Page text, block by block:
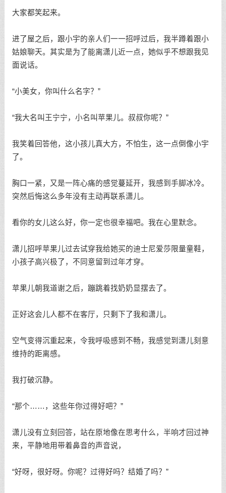
大家都笑起来。
进了屋之后，跟小宇的亲人们一一招呼过后，我半蹲着跟小
姑娘聊天。其实是为了能离潇儿近一点，她似乎不想跟我见
面说话。
“小美女，你叫什么名字？”
“我大名叫王宁宁，小名叫苹果儿。叔叔你呢？”
我笑着回答他，这小孩儿真大方，不怕生，这一点倒像小宇
了。
胸口一紧，又是一阵心痛的感觉蔓延开，我感到手脚冰冷。
突然后悔这么多年没有主动再联系潇儿。
看你的女儿这么好，你一定也很幸福吧。我在心里默念。
潇儿招呼苹果儿过去试穿我给她买的迪士尼爱莎限量童鞋，
小孩子高兴极了，不同意留到过年才穿。
苹果儿朝我道谢之后，蹦跳着找奶奶显摆去了。
正好这会儿人都不在客厅，只剩下了我和潇儿。
空气变得沉重起来，令我呼吸感到不畅，我感觉到潇儿刻意
维持的距离感。
我打破沉静。
“那个……，这些年你过得好吧？”
潇儿没有立刻回答，站在原地像在思考什么，半响才回过神
来，平静地用带着鼻音的声音说，
“好呀，很好呀。你呢？过得好吗？结婚了吗？”